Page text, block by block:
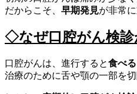
だからこそ、 早期発見が非常
◇なぜ口腔がん検診
口腔がんは、進行すると食べ
治療のために舌や顎の一部を